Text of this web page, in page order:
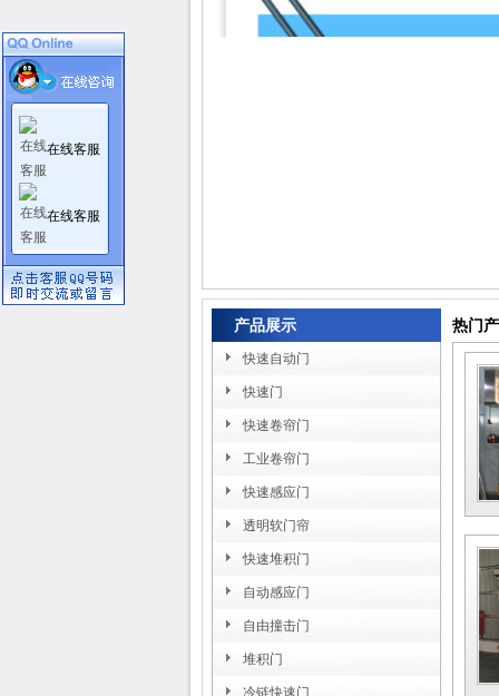
产品展示
快速自动门
快速门
快速卷帘门
工业卷帘门
快速感应门
透明软门帘
快速堆积门
自动感应门
自由撞击门
堆积门
冷链快速门
热门
在线客服
在线客服